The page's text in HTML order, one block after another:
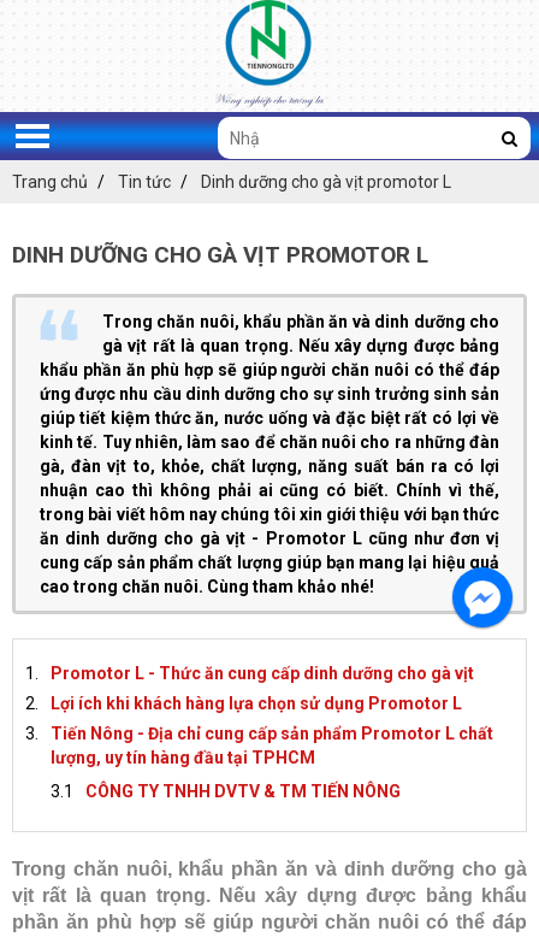
Trang chủ Tin tức Dinh dưỡng cho gà vịt promotor L
DINH DƯỠNG CHO GÀ VỊT PROMOTOR L
Trong chăn nuôi, khẩu phần ăn và dinh dưỡng cho
gà vịt rất là quan trọng. Nếu xây dựng được bảng
khẩu phần ăn phù hợp sẽ giúp người chăn nuôi có thể đáp
ứng được nhu cầu dinh dưỡng cho sự sinh trưởng sinh sản
giúp tiết kiệm thức ăn, nước uống và đặc biệt rất có lợi về
kinh tế. Tuy nhiên, làm sao để chăn nuôi cho ra những đàn
gà, đàn vịt to, khỏe, chất lượng, năng suất bán ra có lợi
nhuận cao thì không phải ai cũng có biết. Chính vì thế,
trong bài viết hôm nay chúng tôi xin giới thiệu với bạn thức
ăn dinh dưỡng cho gà vịt - Promotor L cũng như đơn vị
cung cấp sản phẩm chất lượng giúp bạn mang lại hiệu quả
cao trong chăn nuôi. Cùng tham khảo nhé!
Promotor L - Thức ăn cung cấp dinh dưỡng cho gà vịt
Lợi ích khi khách hàng lựa chọn sử dụng Promotor L
Tiến Nông - Địa chỉ cung cấp sản phẩm Promotor L chất
lượng, uy tín hàng đầu tại TPHCM
CÔNG TY TNHH DVTV & TM TIẾN NÔNG
Trong chăn nuôi, khẩu phần ăn và dinh dưỡng cho gà
vịt rất là quan trọng. Nếu xây dựng được bảng khẩu
phần ăn phù hợp sẽ giúp người chăn nuôi có thể đáp